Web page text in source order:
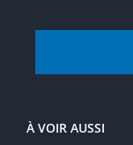
À VOIR AUSSI